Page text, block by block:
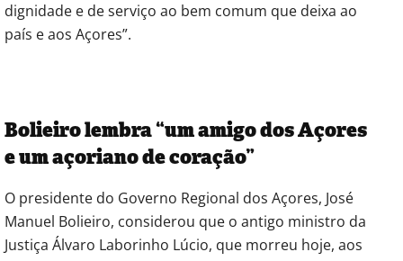
dignidade e de serviço ao bem comum que deixa ao
país e aos Açores”.
Bolieiro lembra “um amigo dos Açores
e um açoriano de coração”
O presidente do Governo Regional dos Açores, José
Manuel Bolieiro, considerou que o antigo ministro da
Justiça Álvaro Laborinho Lúcio, que morreu hoje, aos